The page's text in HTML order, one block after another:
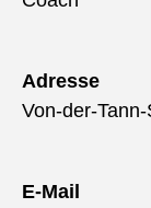
Adresse
Von-der-
E-Mail